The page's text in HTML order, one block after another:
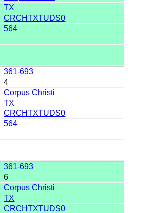
TX
CRCHTXTUDS0
564
361-693
4
Corpus Christi
TX
CRCHTXTUDS0
564
361-693
6
Corpus Christi
TX
CRCHTXTUDS0